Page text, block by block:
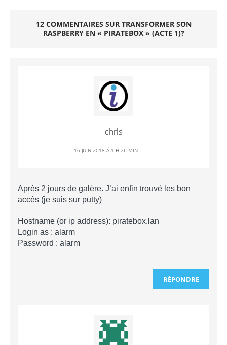
12 COMMENTAIRES SUR TRANSFORMER SON
RASPBERRY EN « PIRATEBOX » (ACTE 1)?
chris
16 JUIN 2018 Á 1 H 26 MIN
Après 2 jours de galère. J’ai enfin trouvé les bon
accès (je suis sur putty)
Hostname (or ip address): piratebox.lan
Login as : alarm
Password : alarm
RÉPONDRE